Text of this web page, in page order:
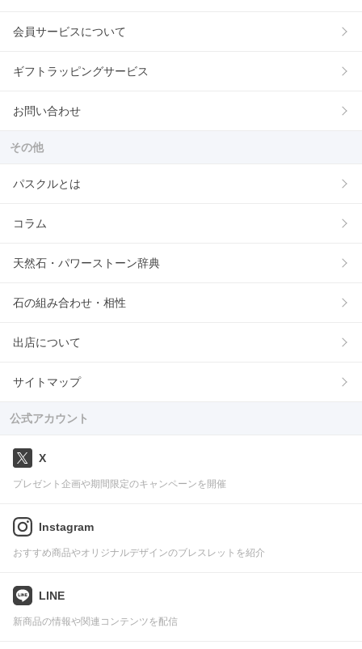
会員サービスについて
ギフトラッピングサービス
お問い合わせ
その他
パスクルとは
コラム
天然石・パワーストーン辞典
石の組み合わせ・相性
出店について
サイトマップ
公式アカウント
X
プレゼント企画や期間限定のキャンペーンを開催
Instagram
おすすめ商品やオリジナルデザインのブレスレットを紹介
LINE
新商品の情報や関連コンテンツを配信